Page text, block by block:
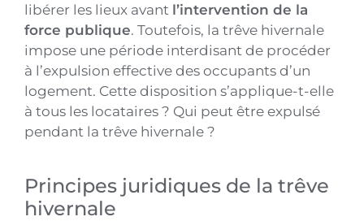
libérer les lieux avant l’intervention de la
force publique. Toutefois, la trêve hivernale
impose une période interdisant de procéder
à l’expulsion effective des occupants d’un
logement. Cette disposition s’applique-t-elle
à tous les locataires ? Qui peut être expulsé
pendant la trêve hivernale ?
Principes juridiques de la trêve
hivernale